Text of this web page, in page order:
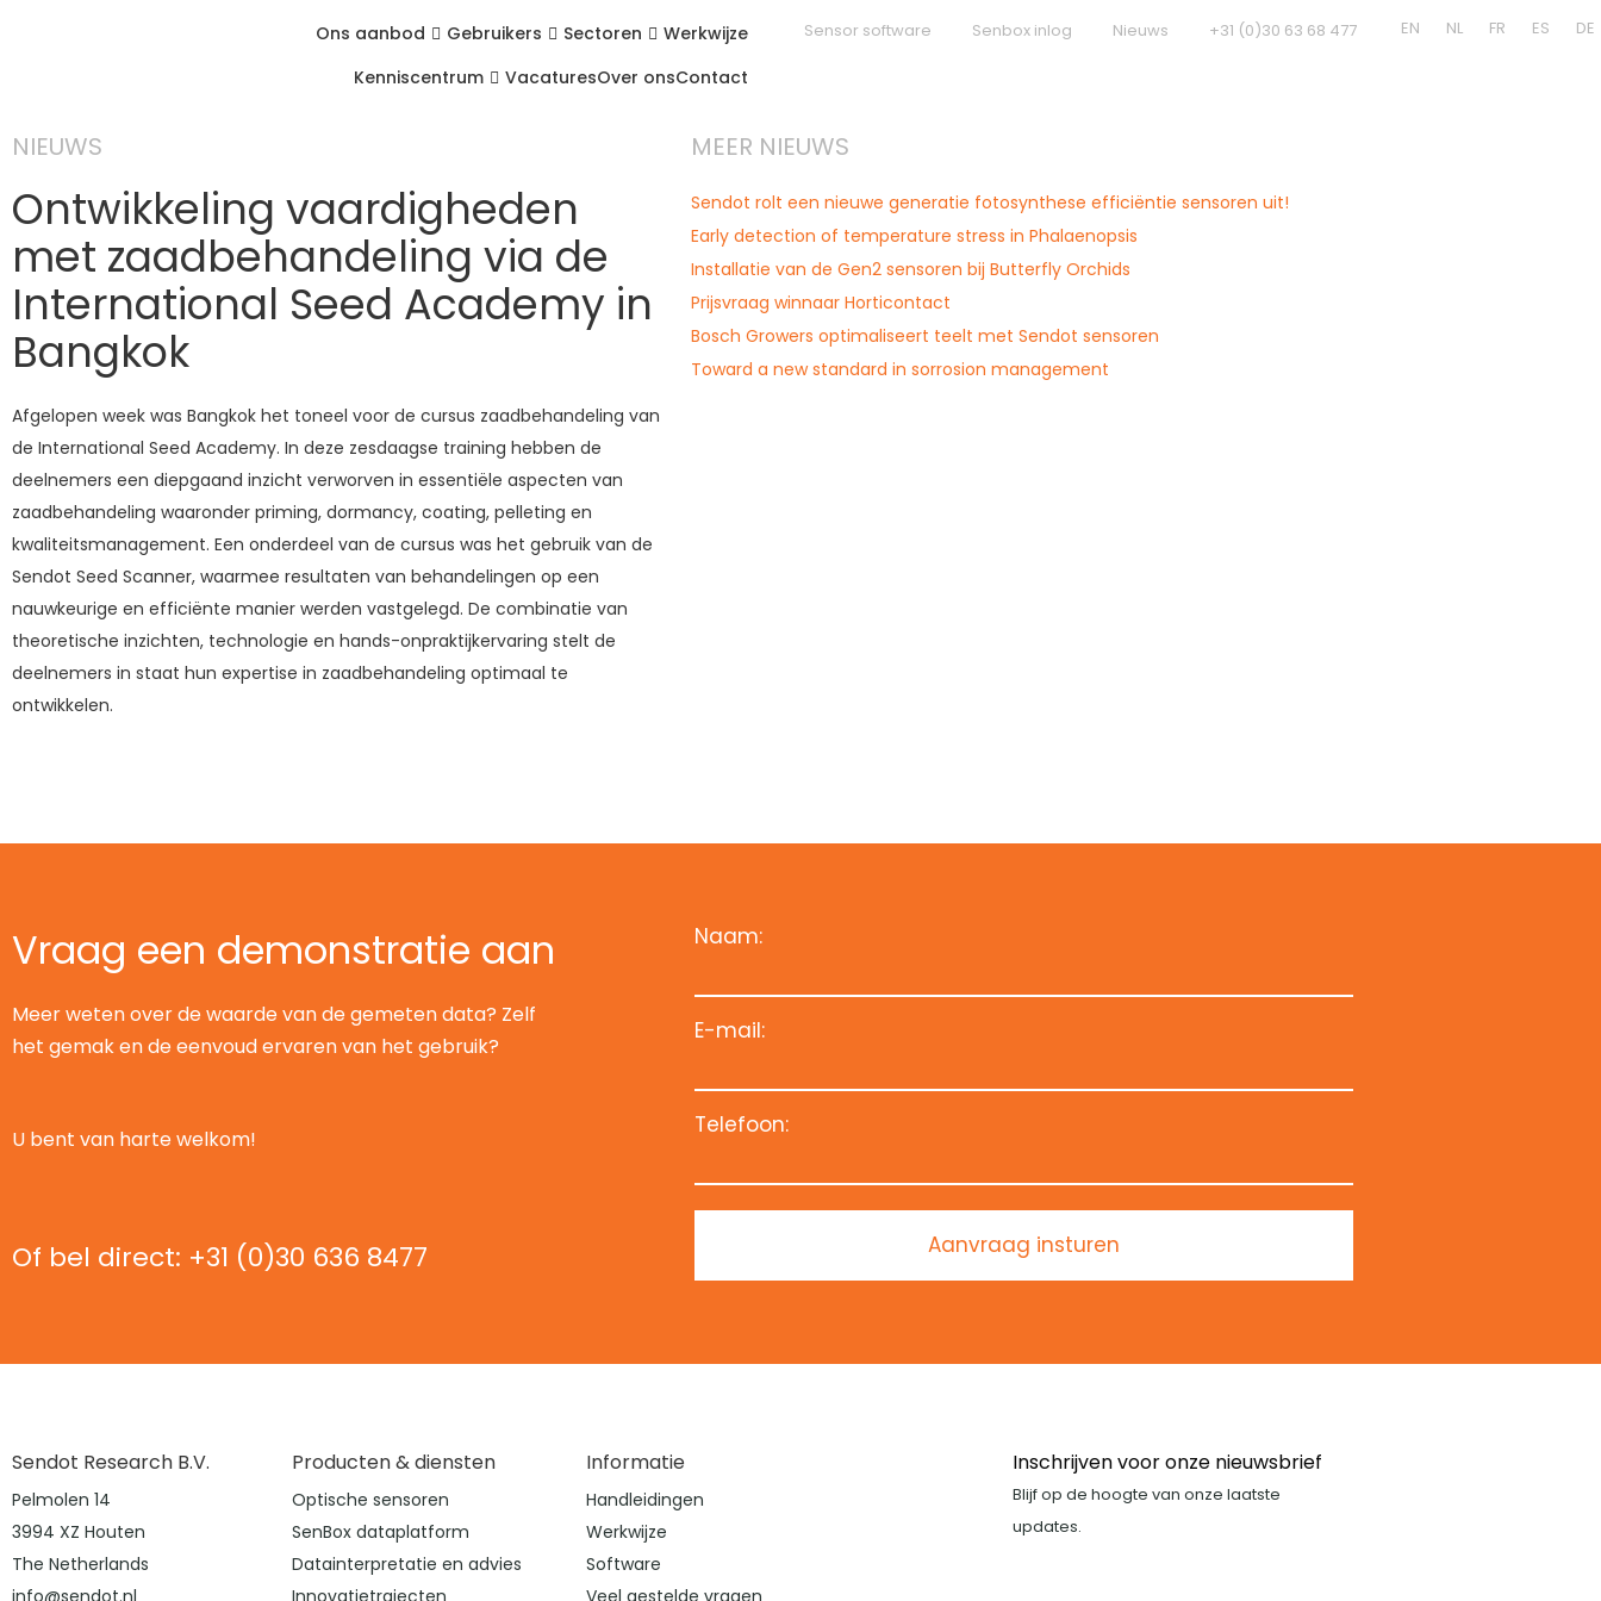
Sensor software Senbox inlog Nieuws +31 (0)30 63 68 477 EN NL FR ES DE
Ons aanbod Gebruikers Sectoren
Werkwijze
Kenniscentrum
VacaturesOver onsContact
NIEUWS
Ontwikkeling vaardigheden
met zaadbehandeling via de
International Seed Academy in
Bangkok
Afgelopen week was Bangkok het toneel voor de cursus zaadbehandeling van
de International Seed Academy. In deze zesdaagse training hebben de
deelnemers een diepgaand inzicht verworven in essentiële aspecten van
zaadbehandeling waaronder priming, dormancy, coating, pelleting en
kwaliteitsmanagement. Een onderdeel van de cursus was het gebruik van de
Sendot Seed Scanner, waarmee resultaten van behandelingen op een
nauwkeurige en efficiënte manier werden vastgelegd. De combinatie van
theoretische inzichten, technologie en hands-onpraktijkervaring stelt de
deelnemers in staat hun expertise in zaadbehandeling optimaal te
ontwikkelen.
MEER NIEUWS
Sendot rolt een nieuwe generatie fotosynthese efficiëntie sensoren uit!
Early detection of temperature stress in Phalaenopsis
Installatie van de Gen2 sensoren bij Butterfly Orchids
Prijsvraag winnaar Horticontact
Bosch Growers optimaliseert teelt met Sendot sensoren
Toward a new standard in sorrosion management
Vraag een demonstratie aan
Meer weten over de waarde van de gemeten data? Zelf
het gemak en de eenvoud ervaren van het gebruik?
U bent van harte welkom!
Of bel direct: +31 (0)30 636 8477
Naam:
E-mail:
Telefoon:
Aanvraag insturen
Sendot Research B.V.
Pelmolen 14
3994 XZ Houten
The Netherlands
info@sendot.nl
Producten & diensten
Optische sensoren
SenBox dataplatform
Datainterpretatie en advies
Innovatietrajecten
Informatie
Handleidingen
Werkwijze
Software
Veel gestelde vragen
Inschrijven voor onze nieuwsbrief
Blijf op de hoogte van onze laatste
updates.